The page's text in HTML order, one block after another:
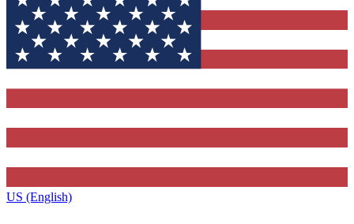
US (English)